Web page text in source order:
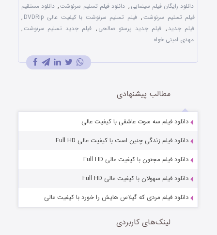
دانلود رایگان فیلم سینمایی , دانلود فیلم تسلیم سرنوشت, دانلود مستقیم
فیلم تسلیم سرنوشت, فیلم تسلیم سرنوشت با کیفیت عالی DVDRip
,
فیلم جدید , فیلم جدید پرستو صالحی , فیلم جدید تسلیم سرنوشت,
مهدی امینی خواه
مطالب پیشنهادی
دانلود فیلم سه سوت عاشقی با کیفیت عالی
دانلود فیلم زندگی چنین است با کیفیت عالی Full HD
دانلود فیلم مجنون با کیفیت عالی Full HD
دانلود فیلم سهولان با کیفیت عالی Full HD
دانلود فیلم مردی که گیلاس هایش را خورد با کیفیت عالی
لینک‌های کاربردی